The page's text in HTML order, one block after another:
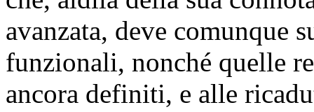
avanzata, deve comunque
funzionali, nonché quelle
ancora definiti, e alle